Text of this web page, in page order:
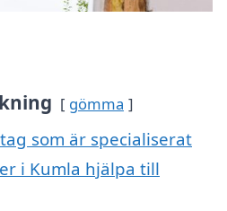
gömma
som är specialiserat
i Kumla hjälpa till